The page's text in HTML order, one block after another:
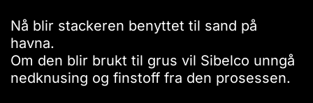
Nå blir stackeren benyttet til sand på
havna.
Om den blir brukt til grus vil Sibelco unngå
nedknusing og finstoff fra den prosessen.